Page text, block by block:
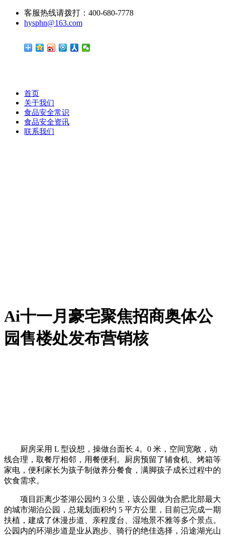
客服热线请拨打：400-680-7778
hysphn@163.com
首页
关于我们
食品安全常识
食品安全资讯
联系我们
Ai十一月豪宅聚焦招商奥体公
园售楼处发布营销核
厨房采用 L 型设想，操做台面长 4。0 米，空间宽敞，动
线合理，取餐厅相邻，用餐便利。厨房预留了辅食机、烤箱等
家电，便利家长为孩子制做养分餐食，满脚孩子成长过程中的
饮食需求。
项目距离少荃湖公园约 3 公里，该公园做为合肥北部最大
的城市湖泊公园，总规划面积约 5 平方公里，目前已完成一期
扶植，建成了休漫步道、亲程度台、湿地景不雅等多个景点。
公园内的环湖步道是业从跑步、骑行的绝佳选择，沿途湖光山